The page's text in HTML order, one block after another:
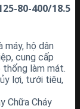
80-400/18.5
hộ dân
cung cấp
làm mát.
lợi, tưới tiêu,
Chữa Cháy